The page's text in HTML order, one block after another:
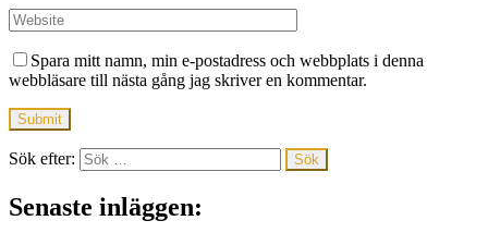
Spara mitt namn, min e-postadress och webbplats i denna
webbläsare till nästa gång jag skriver en kommentar.
Sök efter:
Senaste inläggen: